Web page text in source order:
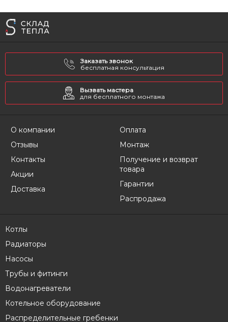
Заказать звонок
бесплатная консультация
Вызвать мастера
для бесплатного монтажа
О компании
Отзывы
Контакты
Акции
Доставка
Оплата
Монтаж
Получение и возврат
товара
Гарантии
Распродажа
Котлы
Радиаторы
Насосы
Трубы и фитинги
Водонагреватели
Котельное оборудование
Распределительные гребенки